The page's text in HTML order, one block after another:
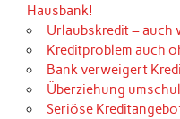
Hausbank!
Urlaubskredit – auch
Kreditproblem auch
Bank verweigert
Überziehung
Seriöse